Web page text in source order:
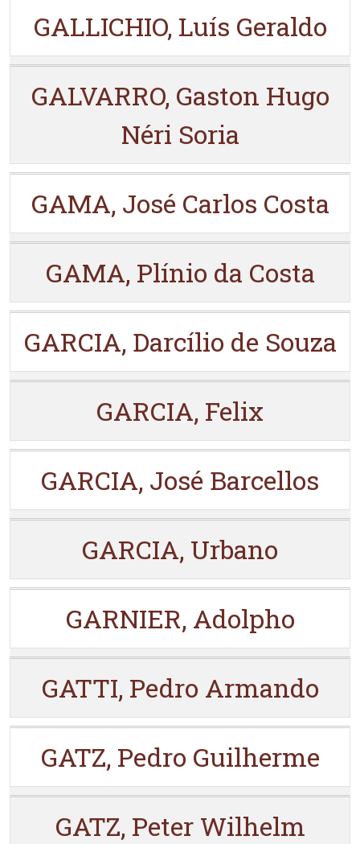
GALLICHIO, Luís Geraldo
GALVARRO, Gaston Hugo
Néri Soria
GAMA, José Carlos Costa
GAMA, Plínio da Costa
GARCIA, Darcílio de Souza
GARCIA, Felix
GARCIA, José Barcellos
GARCIA, Urbano
GARNIER, Adolpho
GATTI, Pedro Armando
GATZ, Pedro Guilherme
GATZ, Peter Wilhelm